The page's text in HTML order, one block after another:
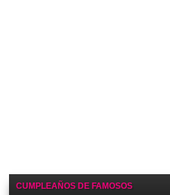
CUMPLEAÑOS DE FAMOSOS